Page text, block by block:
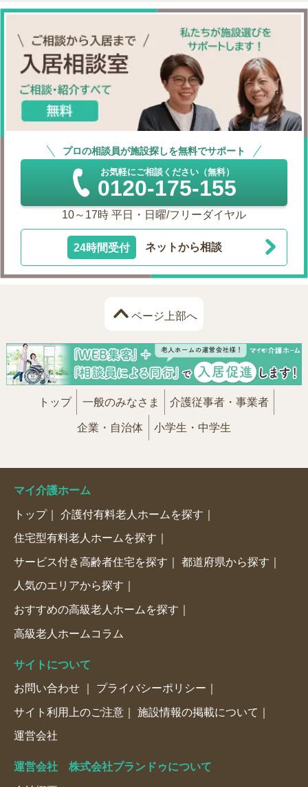
プロの相談員が施設探しを無料でサポート
お気軽にご相談ください（無料）
0120-175-155
10～17時 平日・日曜/フリーダイヤル
24時間受付 ネットから相談
ページ上部へ
トップ 一般のみなさま 介護従事者・事業者
企業・自治体 小学生・中学生
マイ介護ホーム
トップ 介護付有料老人ホームを探す
住宅型有料老人ホームを探す
サービス付き高齢者住宅を探す 都道府県から探す
人気のエリアから探す
おすすめの高級老人ホームを探す
高級老人ホームコラム
サイトについて
お問い合わせ プライバシーポリシー
サイト利用上のご注意 施設情報の掲載について
運営会社
運営会社 株式会社プランドゥについて